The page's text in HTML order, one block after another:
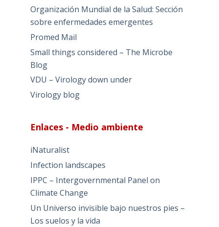
Organización Mundial de la Salud: Sección
sobre enfermedades emergentes
Promed Mail
Small things considered – The Microbe
Blog
VDU – Virology down under
Virology blog
Enlaces - Medio ambiente
iNaturalist
Infection landscapes
IPPC – Intergovernmental Panel on
Climate Change
Un Universo invisible bajo nuestros pies –
Los suelos y la vida